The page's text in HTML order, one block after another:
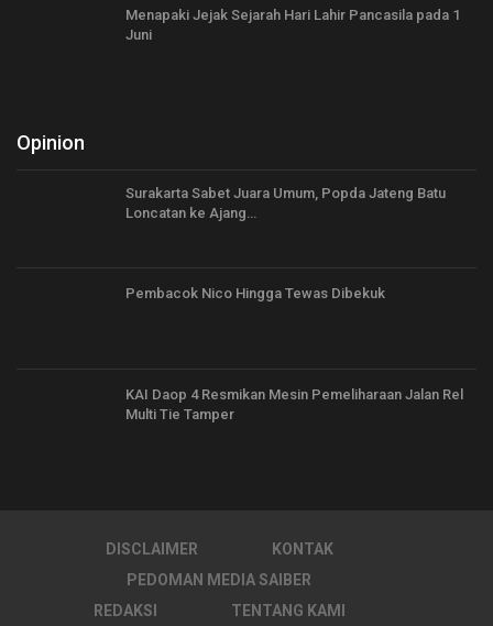
Menapaki Jejak Sejarah Hari Lahir Pancasila pada 1
Juni
Opinion
Surakarta Sabet Juara Umum, Popda Jateng Batu
Loncatan ke Ajang…
Pembacok Nico Hingga Tewas Dibekuk
KAI Daop 4 Resmikan Mesin Pemeliharaan Jalan Rel
Multi Tie Tamper
DISCLAIMER
KONTAK
PEDOMAN MEDIA SAIBER
REDAKSI
TENTANG KAMI